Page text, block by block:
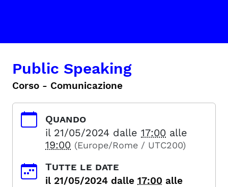
Public Speaking
Corso - Comunicazione
Quando
il 21/05/2024 dalle 17:00 alle
19:00 (Europe/Rome / UTC200)
Tutte le date
il 21/05/2024 dalle 17:00 alle